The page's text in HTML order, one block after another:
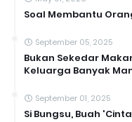
Soal Membantu
September 05, 2025
Bukan Sekedar
Keluarga Banyak
September 01, 2025
Si Bungsu, Buah